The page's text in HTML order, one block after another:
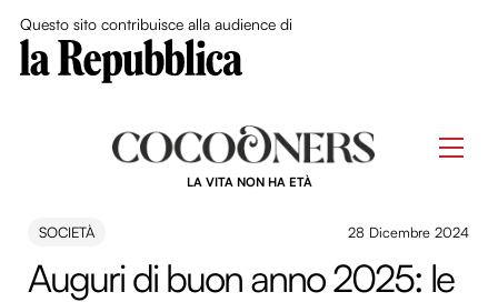
Questo sito contribuisce alla audience di
LA VITA NON HA ETÀ
SOCIETÀ 28 Dicembre 2024
Auguri di buon anno 2025: le